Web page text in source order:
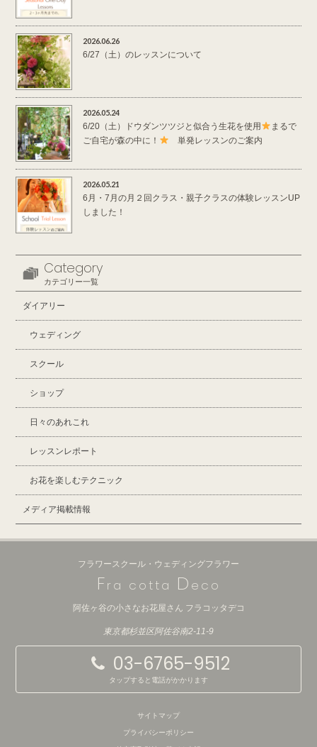
2026.06.26
6/27（土）のレッスンについて
2026.05.24
6/20（土）ドウダンツツジと似合う生花を使用
まるで
ご自宅が森の中に！
単発レッスンのご案内
2026.05.21
6月・7月の月２回クラス・親子クラスの体験レッスンUP
しました！
Category
カテゴリー一覧
ダイアリー
ウェディング
スクール
ショップ
日々のあれこれ
レッスンレポート
お花を楽しむテクニック
メディア掲載情報
フラワースクール・ウェディングフラワー
Fra cotta D eco
阿佐ヶ谷の小さなお花屋さん フラコッタデコ
東京都杉並区阿佐谷南2-11-9
03-6765-9512
タップすると電話がかかります
サイトマップ
プライバシーポリシー